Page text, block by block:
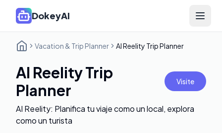
DokeyAI Open
Vacation & Trip Planner AI Reelity Trip Planner
AI Reelity Trip
Planner
Visite
AI Reelity: Planifica tu viaje como un local, explora
como un turista